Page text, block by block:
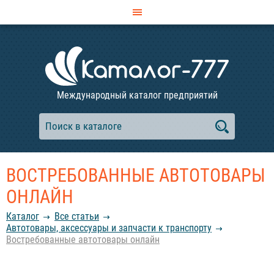
Международный каталог предприятий
ВОСТРЕБОВАННЫЕ АВТОТОВАРЫ
ОНЛАЙН
Каталог
Все статьи
Автотовары, аксессуары и запчасти к транспорту
Востребованные автотовары онлайн